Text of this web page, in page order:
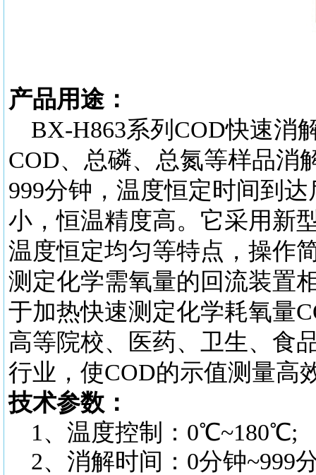
产品用途：
BX-H863系列COD快速消
COD、总磷、总氮等样品消
999分钟，温度恒定时间到
小，恒温精度高。它采用新
温度恒定均匀等特点，操作
测定化学需氧量的回流装置
于加热快速测定化学耗氧量
高等院校、医药、卫生、食
行业，使COD的示值测量高
技术参数：
1、温度控制：0℃~180℃;
2、消解时间：0分钟~999